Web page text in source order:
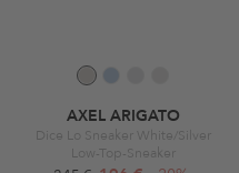
AXEL ARIGATO
Dice Lo Sneaker White/Silver
Low-Top-Sneaker